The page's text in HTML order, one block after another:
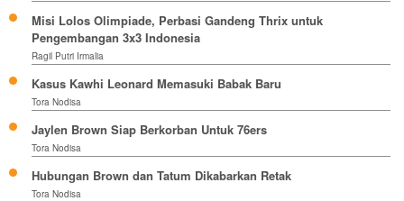
Misi Lolos Olimpiade, Perbasi Gandeng Thrix untuk
Pengembangan 3x3 Indonesia
Ragil Putri Irmalia
Kasus Kawhi Leonard Memasuki Babak Baru
Tora Nodisa
Jaylen Brown Siap Berkorban Untuk 76ers
Tora Nodisa
Hubungan Brown dan Tatum Dikabarkan Retak
Tora Nodisa